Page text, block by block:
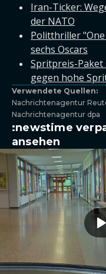
Iran-Ticker:
der NATO
Politthriller
sechs Oscars
Spritpreis-Paket
gegen hohe
Verwendete Quellen:
Nachrichtenagentur
Nachrichtenagentur dpa
:newstime
ansehen